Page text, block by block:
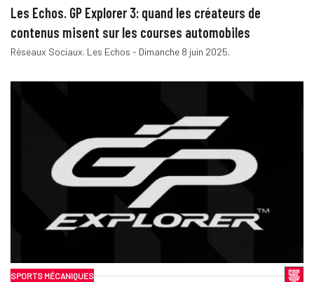
Les Echos. GP Explorer 3: quand les créateurs de
contenus misent sur les courses automobiles
Réseaux Sociaux. Les Echos - Dimanche 8 juin 2025.
SPORTS MÉCANIQUES